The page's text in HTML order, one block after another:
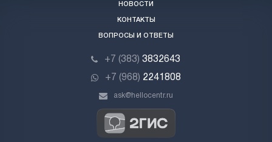
НОВОСТИ
КОНТАКТЫ
ВОПРОСЫ И ОТВЕТЫ
+7 (383) 3832643
+7 (968) 2241808
ask@hellocentr.ru